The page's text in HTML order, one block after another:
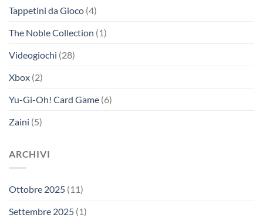
Tappetini da Gioco (4)
The Noble Collection (1)
Videogiochi (28)
Xbox (2)
Yu-Gi-Oh! Card Game (6)
Zaini (5)
ARCHIVI
Ottobre 2025 (11)
Settembre 2025 (1)